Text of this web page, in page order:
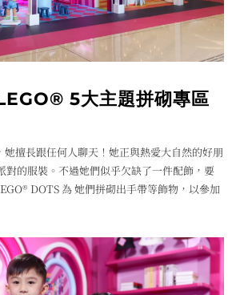
5大主題拼砌專區
擅長跟任何人聊天！她正與熱愛大自然的好朋
的服裝。不過她們似乎欠缺了一件配飾，要
DOTS 為 她們拼砌出手帶等飾物，以參加